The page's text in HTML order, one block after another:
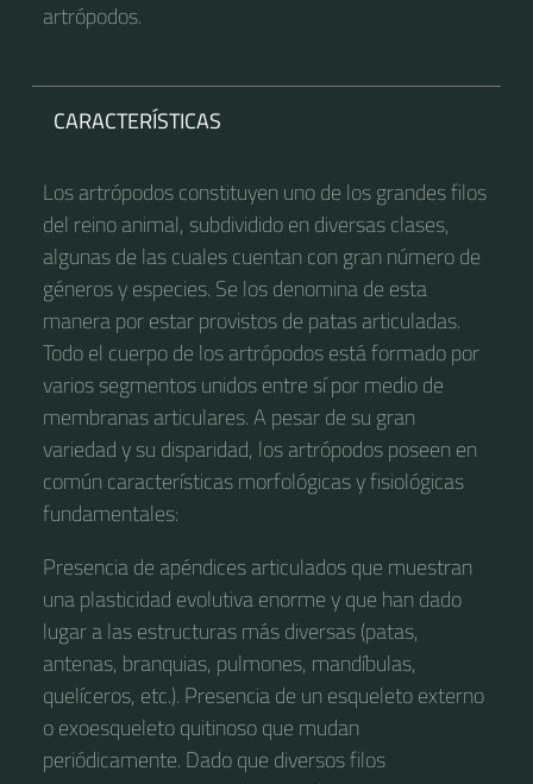
artrópodos.
CARACTERÍSTICAS
Los artrópodos constituyen uno de los grandes filos
del reino animal, subdividido en diversas clases,
algunas de las cuales cuentan con gran número de
géneros y especies. Se los denomina de esta
manera por estar provistos de patas articuladas.
Todo el cuerpo de los artrópodos está formado por
varios segmentos unidos entre sí por medio de
membranas articulares. A pesar de su gran
variedad y su disparidad, los artrópodos poseen en
común características morfológicas y fisiológicas
fundamentales:
Presencia de apéndices articulados que muestran
una plasticidad evolutiva enorme y que han dado
lugar a las estructuras más diversas (patas,
antenas, branquias, pulmones, mandíbulas,
quelíceros, etc.). Presencia de un esqueleto externo
o exoesqueleto quitinoso que mudan
periódicamente. Dado que diversos filos